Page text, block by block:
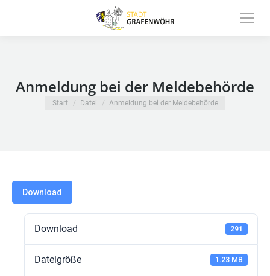
Anmeldung bei der Meldebehörde
Sie befinden sich hier:
Start Datei Anmeldung bei der Meldebehörde
Download
Download 291
Dateigröße 1.23 MB